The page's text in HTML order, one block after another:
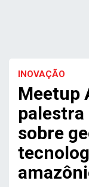
INOVAÇÃO
Meetup
palestra
sobre